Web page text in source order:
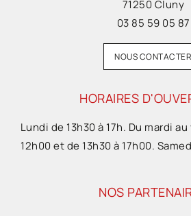
71250 Cluny
03 85 59 05 87
NOUS CONTACTER
HORAIRES
Lundi de 13h30 à 17h. Du mardi
12h00 et de 13h30 à 17h00.
NOS